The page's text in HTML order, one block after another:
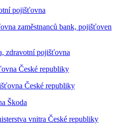
pojišťovna
zaměstnanců bank, pojišťoven
zdravotní pojišťovna
České republiky
České republiky
Škoda
vnitra České republiky